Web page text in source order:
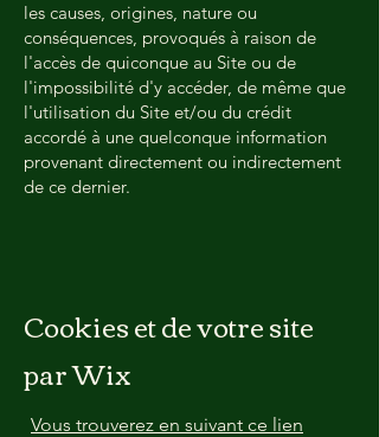
les causes, origines, nature ou
conséquences, provoqués à raison de
l'accès de quiconque au Site ou de
l'impossibilité d'y accéder, de même que
l'utilisation du Site et/ou du crédit
accordé à une quelconque information
provenant directement ou indirectement
de ce dernier.
Cookies et de votre site
par Wix
Vous trouverez en suivant ce lien